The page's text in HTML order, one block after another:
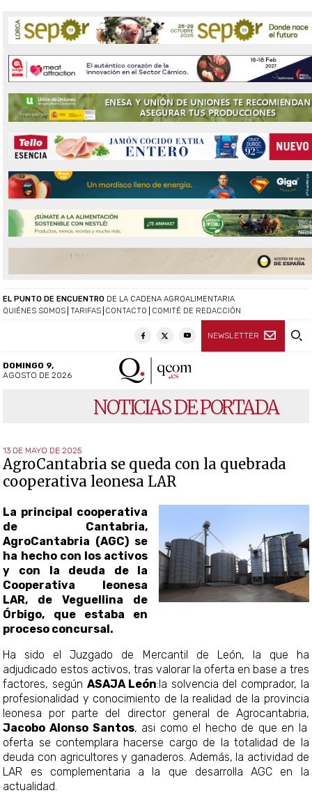
QUIÉNES SOMOS TARIFAS CONTACTO COMITÉ DE REDACCIÓN
NEWSLETTER
EL PUNTO DE ENCUENTRO DE LA CADENA AGROALIMENTARIA
DOMINGO 9,
AGOSTO DE 2026
NOTICIAS DE PORTADA
13 DE MAYO DE 2025
AgroCantabria se queda con la quebrada
cooperativa leonesa LAR
La principal cooperativa
de Cantabria,
AgroCantabria (AGC) se
ha hecho con los activos
y con la deuda de la
Cooperativa leonesa
LAR, de Veguellina de
Órbigo, que estaba en
proceso concursal.
Ha sido el Juzgado de Mercantil de León, la que ha
adjudicado estos activos, tras valorar la oferta en base a tres
factores, según ASAJA León:la solvencia del comprador, la
profesionalidad y conocimiento de la realidad de la provincia
leonesa por parte del director general de Agrocantabria,
Jacobo Alonso Santos, asi como el hecho de que en la
oferta se contemplara hacerse cargo de la totalidad de la
deuda con agricultores y ganaderos. Además, la actividad de
LAR es complementaria a la que desarrolla AGC en la
actualidad.